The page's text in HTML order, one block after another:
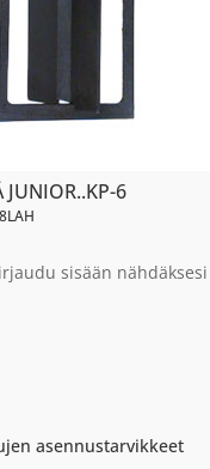
JUNIOR..KP-6
sisään
asennustarvikkeet